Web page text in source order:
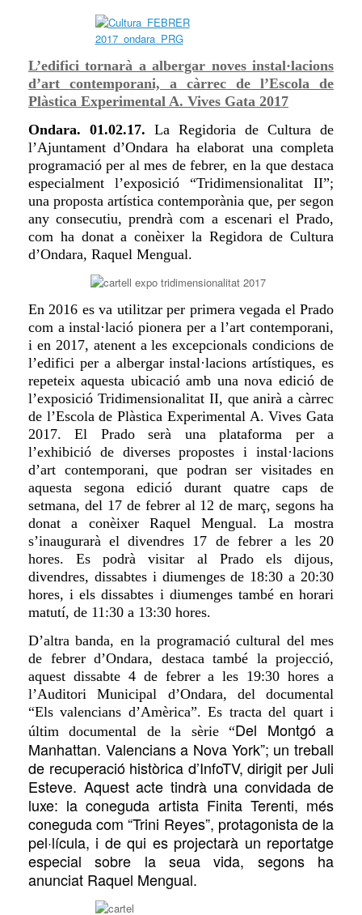
L’edifici tornarà a albergar noves instal·lacions
d’art contemporani, a càrrec de l’Escola de
Plàstica Experimental A. Vives Gata 2017
Ondara. 01.02.17. La Regidoria de Cultura de
l’Ajuntament d’Ondara ha elaborat una completa
programació per al mes de febrer, en la que destaca
especialment l’exposició “Tridimensionalitat II”;
una proposta artística contemporània que, per segon
any consecutiu, prendrà com a escenari el Prado,
com ha donat a conèixer la Regidora de Cultura
d’Ondara, Raquel Mengual.
En 2016 es va utilitzar per primera vegada el Prado
com a instal·lació pionera per a l’art contemporani,
i en 2017, atenent a les excepcionals condicions de
l’edifici per a albergar instal·lacions artístiques, es
repeteix aquesta ubicació amb una nova edició de
l’exposició Tridimensionalitat II, que anirà a càrrec
de l’Escola de Plàstica Experimental A. Vives Gata
2017. El Prado serà una plataforma per a
l’exhibició de diverses propostes i instal·lacions
d’art contemporani, que podran ser visitades en
aquesta segona edició durant quatre caps de
setmana, del 17 de febrer al 12 de març, segons ha
donat a conèixer Raquel Mengual. La mostra
s’inaugurarà el divendres 17 de febrer a les 20
hores. Es podrà visitar al Prado els dijous,
divendres, dissabtes i diumenges de 18:30 a 20:30
hores, i els dissabtes i diumenges també en horari
matutí, de 11:30 a 13:30 hores.
D’altra banda, en la programació cultural del mes
de febrer d’Ondara, destaca també la projecció,
aquest dissabte 4 de febrer a les 19:30 hores a
l’Auditori Municipal d’Ondara, del documental
“Els valencians d’Amèrica”. Es tracta del quart i
últim documental de la sèrie “Del Montgó a
Manhattan. Valencians a Nova York”; un treball
de recuperació històrica d’InfoTV, dirigit per Juli
Esteve. Aquest acte tindrà una convidada de
luxe: la coneguda artista Finita Terenti, més
coneguda com “Trini Reyes”, protagonista de la
pel·lícula, i de qui es projectarà un reportatge
especial sobre la seua vida, segons ha
anunciat Raquel Mengual.